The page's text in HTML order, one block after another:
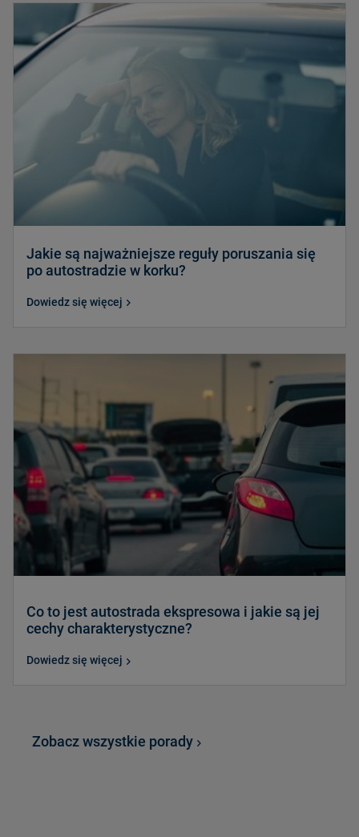
Jakie są najważniejsze reguły poruszania się
po autostradzie w korku?
Dowiedz się więcej
Co to jest autostrada ekspresowa i jakie są jej
cechy charakterystyczne?
Dowiedz się więcej
Zobacz wszystkie porady